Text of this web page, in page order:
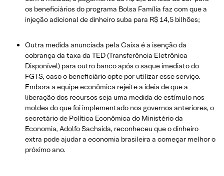
os beneficiários do programa Bolsa Família faz com que a
injeção adicional de dinheiro suba para R$ 14,5 bilhões;
Outra medida anunciada pela Caixa é a isenção da
cobrança da taxa da TED (Transferência Eletrônica
Disponível) para outro banco após o saque imediato do
FGTS, caso o beneficiário opte por utilizar esse serviço.
Embora a equipe econômica rejeite a ideia de que a
liberação dos recursos seja uma medida de estímulo nos
moldes do que foi implementado nos governos anteriores, o
secretário de Política Econômica do Ministério da
Economia, Adolfo Sachsida, reconheceu que o dinheiro
extra pode ajudar a economia brasileira a começar melhor o
próximo ano.